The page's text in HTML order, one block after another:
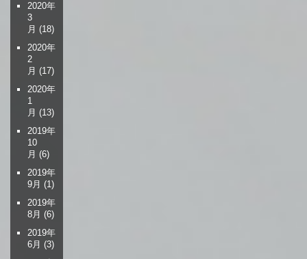
2020年
3
月 (18)
2020年
2
月 (17)
2020年
1
月 (13)
2019年
10
月 (6)
2019年
9月 (1)
2019年
8月 (6)
2019年
6月 (3)